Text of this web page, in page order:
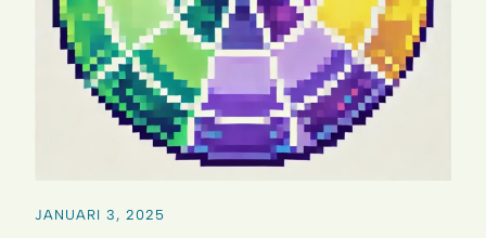
JANUARI 3, 2025